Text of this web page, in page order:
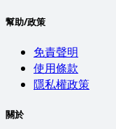
幫助/政策
免責聲明
使用條款
隱私權政策
關於